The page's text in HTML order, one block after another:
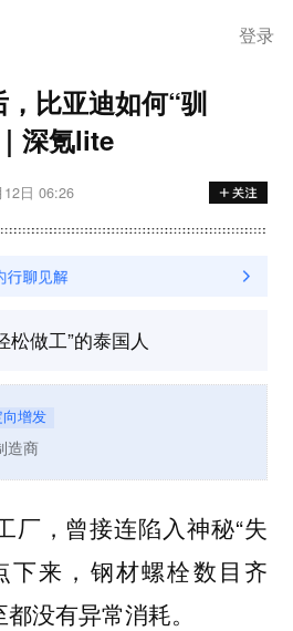
登录
比亚迪如何“驯
深氪lite
12日 06:26
松做工”的泰国人
向增发
造商
厂，曾接连陷入神秘“失
下来，钢材螺栓数目齐
没有异常消耗。